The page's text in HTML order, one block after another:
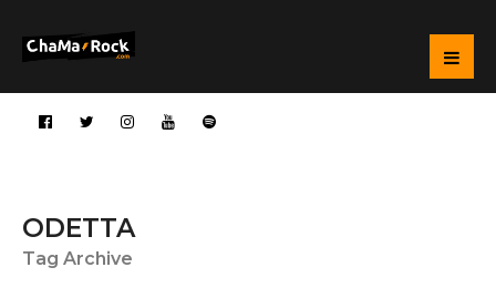
ODETTA
Tag Archive